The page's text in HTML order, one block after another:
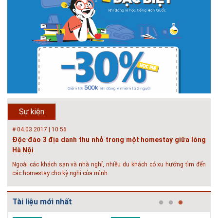
Sự kiện
Phát triển đô thị thông minh và bền vững đang là mục tiêu của rất nhiều
thành phố trên thế giới. Tại Việt Nam, đã có gần 20 tỉnh, thành phố trên
toàn quốc đang triển khai hoặc khởi động các đề án về đô thị thông
minh. Vi...
# 23.06.2018 | 15:37
Hội thảo về sàn bê tông chất lượng cao tại Hà Nội và TP Hồ
Chí Minh
Hội thảo “Sàn bê tông chất lượng cao – công nghệ mới nhất tại Châu Âu
& Mỹ và các vấn đề áp dụng tại Việt Nam” được tổ chức bởi HOUSELINK
sẽ diễn ra vào 14h00 ngày 26/06/2018 tại Khách sạn Pan Pacific, Hà Nội
và ngày 28/...
# 04.03.2017 | 10:56
Độc đáo 3 địa danh thu nhỏ trong một homestay giữa lòng
Hà Nội
Ngoài các khách sạn và nhà nghỉ, nhiều du khách có xu hướng tìm đến
các homestay cho kỳ nghỉ của mình.
# 05.04.2025 | 17:16
Tuyển sinh 2025, Khoa kỹ thuật hạ tầng và môi trường đô thị
- Đại học Kiến trúc...
Tài liệu mới nhất